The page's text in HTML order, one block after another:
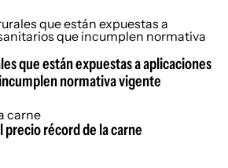
que están expuestas a aplicaciones
normativa vigente
precio récord de la carne